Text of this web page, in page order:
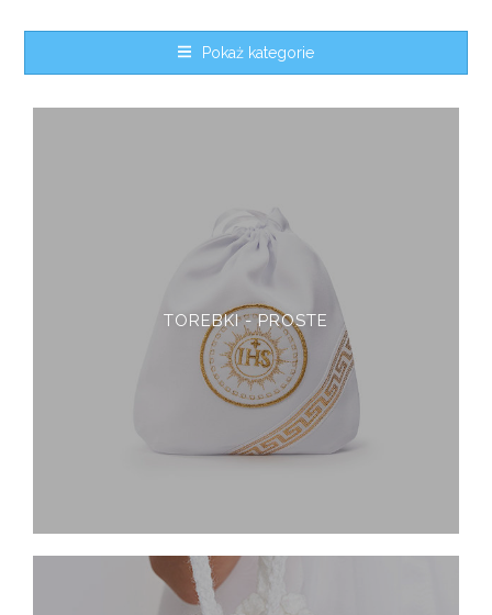
Pokaż kategorie
TOREBKI - PROSTE